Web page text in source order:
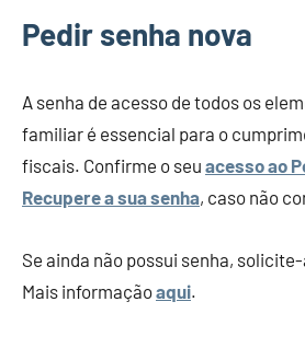
Pedir senha nova
A senha de acesso de todos os
familiar é essencial para o
fiscais. Confirme o seu acesso ao
Recupere a sua senha, caso não
Se ainda não possui senha,
Mais informaçãoaqui.